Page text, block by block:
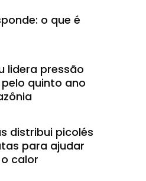
o que é
lidera pressão
quinto ano
distribui picolés
para ajudar
calor